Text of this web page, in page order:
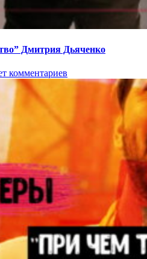
Дмитрия Дьяченко
комментариев